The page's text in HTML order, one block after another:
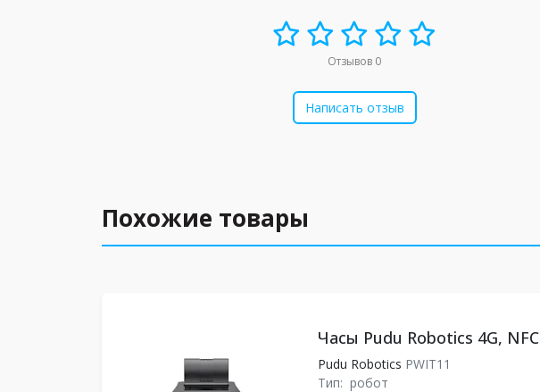
Отзывов 0
Написать отзыв
Похожие товары
Часы Pudu Robotics 4G, NFC
Pudu Robotics PWIT11
Тип: робот